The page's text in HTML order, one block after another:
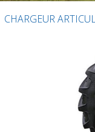
CHARGEUR